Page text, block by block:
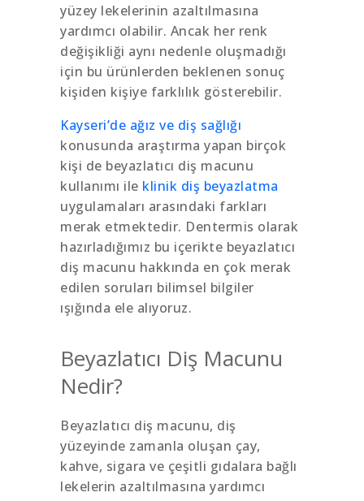
yüzey lekelerinin azaltılmasına
yardımcı olabilir. Ancak her renk
değişikliği aynı nedenle oluşmadığı
için bu ürünlerden beklenen sonuç
kişiden kişiye farklılık gösterebilir.
Kayseri’de ağız ve diş sağlığı
konusunda araştırma yapan birçok
kişi de beyazlatıcı diş macunu
kullanımı ile klinik diş beyazlatma
uygulamaları arasındaki farkları
merak etmektedir. Dentermis olarak
hazırladığımız bu içerikte beyazlatıcı
diş macunu hakkında en çok merak
edilen soruları bilimsel bilgiler
ışığında ele alıyoruz.
Beyazlatıcı Diş Macunu
Nedir?
Beyazlatıcı diş macunu, diş
yüzeyinde zamanla oluşan çay,
kahve, sigara ve çeşitli gıdalara bağlı
lekelerin azaltılmasına yardımcı